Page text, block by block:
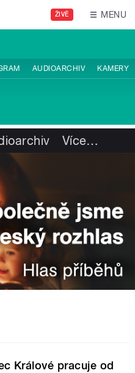
ŽIVĚ MENU
AUDIOARCHIV KAMERY
Více…
Králové pracuje od